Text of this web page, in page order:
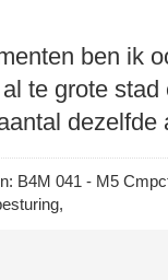
ben ik
te grote
B4M 041 - M5